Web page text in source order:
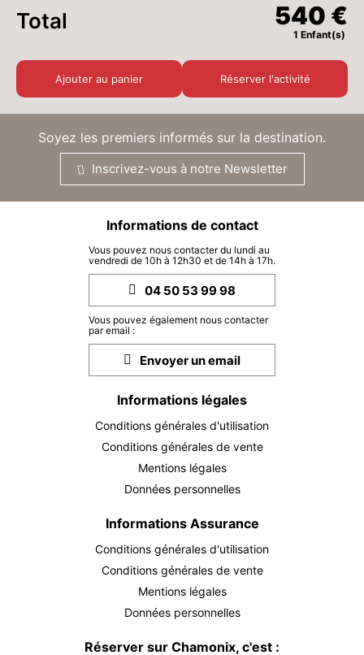
Total 540 €
1 Enfant(s)
Ajouter au panier Réserver l'activité
Soyez les premiers informés sur la destination.
Inscrivez-vous à notre Newsletter
Informations de contact
Vous pouvez nous contacter du lundi au
vendredi de 10h à 12h30 et de 14h à 17h.
04 50 53 99 98
Vous pouvez également nous contacter
par email :
Envoyer un email
Informations légales
Conditions générales d'utilisation
Conditions générales de vente
Mentions légales
Données personnelles
Informations Assurance
Conditions générales d'utilisation
Conditions générales de vente
Mentions légales
Données personnelles
Réserver sur Chamonix, c'est :